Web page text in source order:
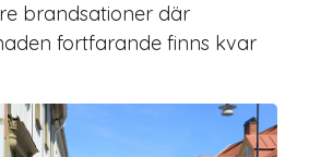
brandsationer där
fortfarande finns kvar